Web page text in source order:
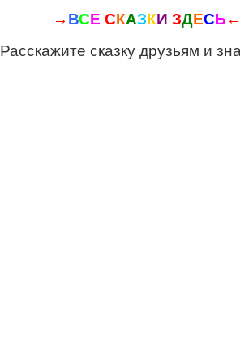
→ ВСЕ СКАЗКИ ЗДЕСЬ ←
Расскажите сказку друзьям и